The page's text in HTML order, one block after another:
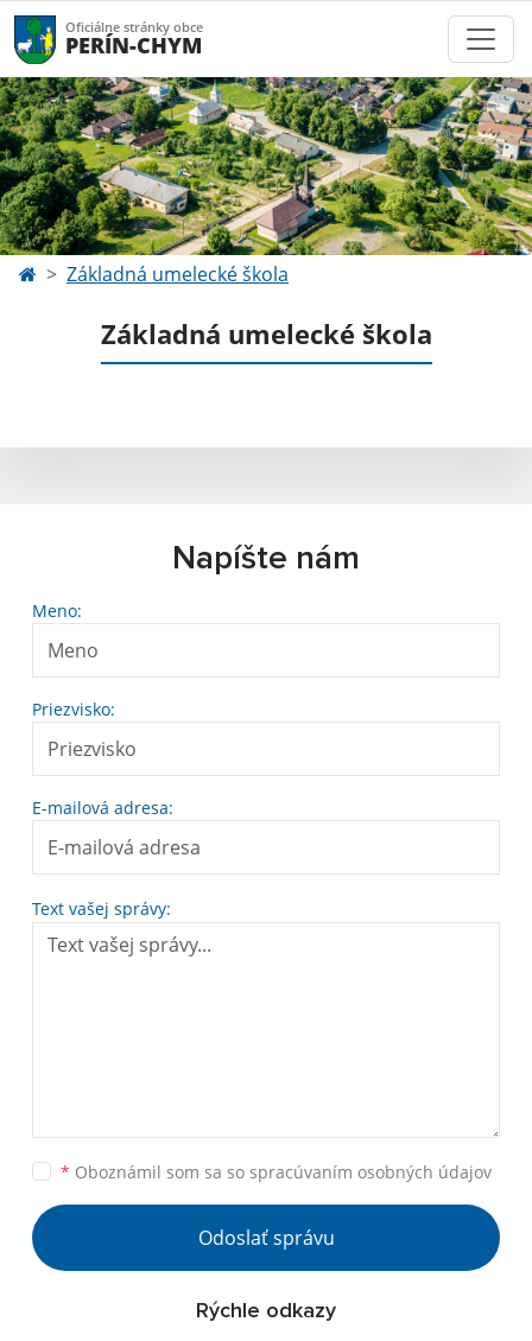
Oficiálne stránky obce
PERÍN-CHYM
Základná umelecké škola
Základná umelecké škola
Napíšte nám
Meno:
Priezvisko:
E-mailová adresa:
Text vašej správy:
* Oboznámil som sa so spracúvaním osobných údajov
Odoslať správu
Rýchle odkazy